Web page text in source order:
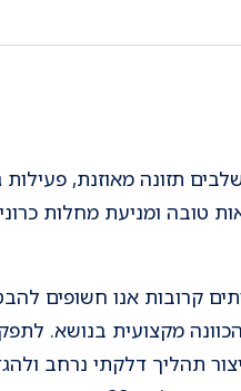
תזונה מאוזנת, פעילות
טובה ומניעת מחלות
קרובות אנו חשופים
מקצועית בנושא.
תהליך דלקתי נרחב